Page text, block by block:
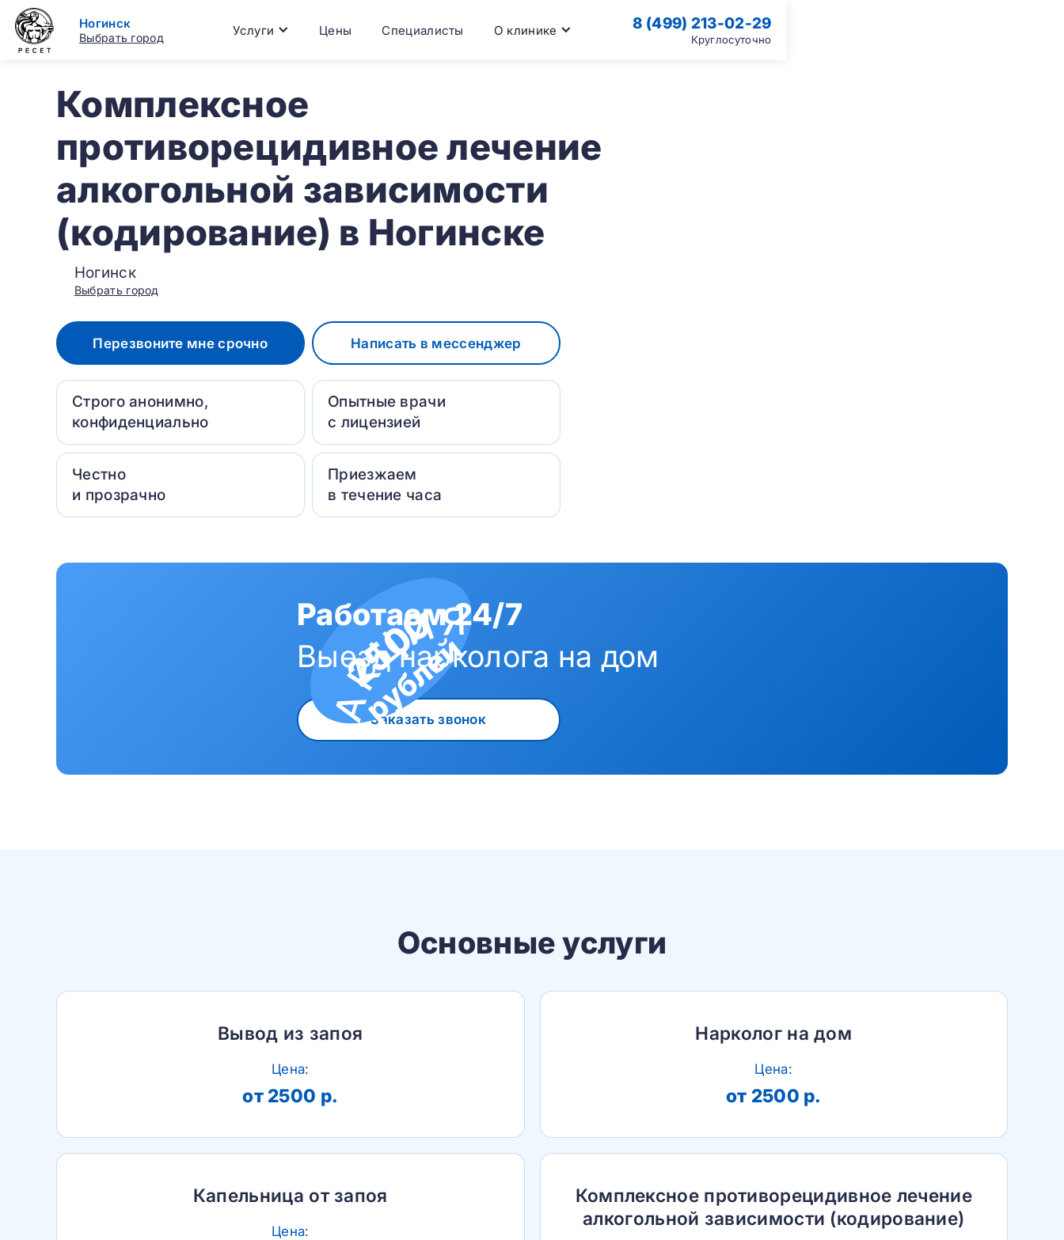
Ногинск
Выбрать город Услуги Цены Специалисты О клинике 8 (499) 213-02-29
Круглосуточно
Комплексное
противорецидивное лечение
алкогольной зависимости
(кодирование) в Ногинске
Ногинск
Выбрать город
Перезвоните мне срочно Написать в мессенджер
Строго анонимно,
конфиденциально
Опытные врачи
с лицензией
Честно
и прозрачно
Приезжаем
в течение часа
2500
рублей
Работаем 24/7
Выезд нарколога на дом
Заказать звонок
Основные услуги
Вывод из запоя
Цена:
от 2500 р.
Нарколог на дом
Цена:
от 2500 р.
Капельница от запоя
Цена:
Комплексное противорецидивное лечение
алкогольной зависимости (кодирование)